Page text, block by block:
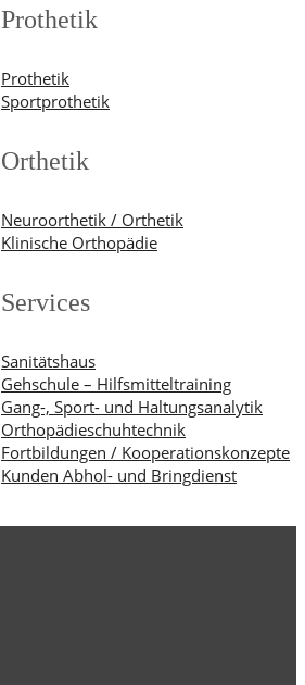
Prothetik
Prothetik
Sportprothetik
Orthetik
Neuroorthetik / Orthetik
Klinische Orthopädie
Services
Sanitätshaus
Gehschule – Hilfsmitteltraining
Gang-, Sport- und Haltungsanalytik
Orthopädieschuhtechnik
Fortbildungen / Kooperationskonzepte
Kunden Abhol- und Bringdienst